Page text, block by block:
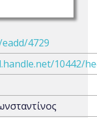
eadd/4729
10442/